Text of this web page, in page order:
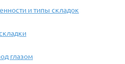
и типы складок
глазом